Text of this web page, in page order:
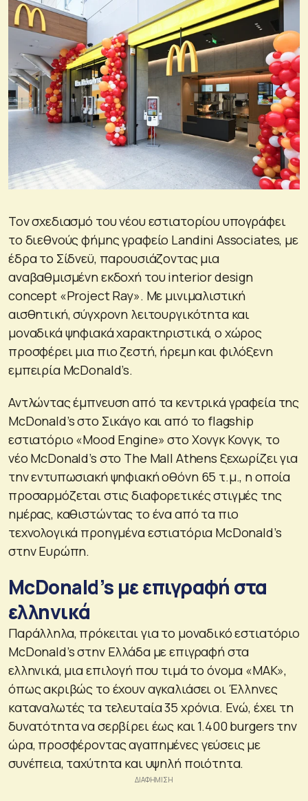
Τον σχεδιασμό του νέου εστιατορίου υπογράφει
το διεθνούς φήμης γραφείο Landini Associates, με
έδρα το Σίδνεϋ, παρουσιάζοντας μια
αναβαθμισμένη εκδοχή του interior design
concept «Project Ray». Με μινιμαλιστική
αισθητική, σύγχρονη λειτουργικότητα και
μοναδικά ψηφιακά χαρακτηριστικά, ο χώρος
προσφέρει μια πιο ζεστή, ήρεμη και φιλόξενη
εμπειρία McDonald’s.
Αντλώντας έμπνευση από τα κεντρικά γραφεία της
McDonald’s στο Σικάγο και από το flagship
εστιατόριο «Mood Engine» στο Χονγκ Κονγκ, το
νέο McDonald’s στο The Mall Athens ξεχωρίζει για
την εντυπωσιακή ψηφιακή οθόνη 65 τ.μ., η οποία
προσαρμόζεται στις διαφορετικές στιγμές της
ημέρας, καθιστώντας το ένα από τα πιο
τεχνολογικά προηγμένα εστιατόρια McDonald’s
στην Ευρώπη.
McDonald’s με επιγραφή στα
ελληνικά
Παράλληλα, πρόκειται για το μοναδικό εστιατόριο
McDonald’s στην Ελλάδα με επιγραφή στα
ελληνικά, μια επιλογή που τιμά το όνομα «ΜΑΚ»,
όπως ακριβώς το έχουν αγκαλιάσει οι Έλληνες
καταναλωτές τα τελευταία 35 χρόνια. Ενώ, έχει τη
δυνατότητα να σερβίρει έως και 1.400 burgers την
ώρα, προσφέροντας αγαπημένες γεύσεις με
συνέπεια, ταχύτητα και υψηλή ποιότητα.